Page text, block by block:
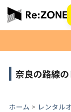
ホーム > レンタル
奈良の路線